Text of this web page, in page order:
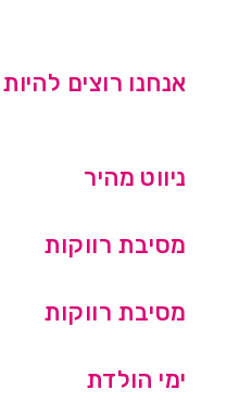
אנחנו רוצים
ניווט מהיר
מסיבת רווקות
מסיבת רווקות
ימי הולדת